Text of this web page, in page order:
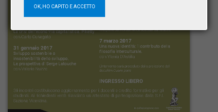
OK, HO CAPITO E ACCETTO